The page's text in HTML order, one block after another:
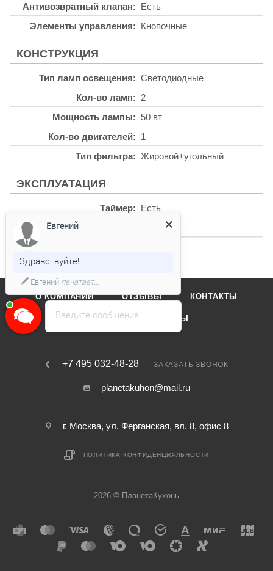
Антивозвратный клапан
Есть
Элементы управления
Кнопочные
КОНСТРУКЦИЯ
Тип ламп освещения
Светодиодные
Кол-во ламп
2
Мощность лампы
50 вт
Кол-во двигателей
1
Тип фильтра
Жировой+угольный
ЭКСПЛУАТАЦИЯ
Таймер
Есть
Уровень шума
О КОМПАНИИ ОТЗЫВЫ КОНТАКТЫ
КАТАЛОГ БРЕНДЫ
+7 495 032-48-28 ЗАКАЗАТЬ ЗВОНОК
planetakuhon@mail.ru
г. Москва, ул. Ферганская, вл. 8, офис 8
ПОЛИТИКА КОНФИДЕНЦИАЛЬНОСТИ
2026 © ПланетаКухонь
Введите сообщение
Евгений
Здравствуйте!
Евгенийпечатает...